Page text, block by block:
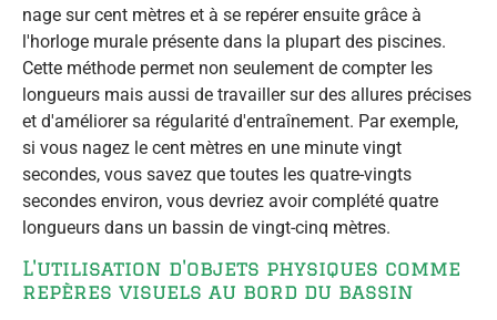
nage sur cent mètres et à se repérer ensuite grâce à
l'horloge murale présente dans la plupart des piscines.
Cette méthode permet non seulement de compter les
longueurs mais aussi de travailler sur des allures précises
et d'améliorer sa régularité d'entraînement. Par exemple,
si vous nagez le cent mètres en une minute vingt
secondes, vous savez que toutes les quatre-vingts
secondes environ, vous devriez avoir complété quatre
longueurs dans un bassin de vingt-cinq mètres.
L'utilisation d'objets physiques comme
repères visuels au bord du bassin